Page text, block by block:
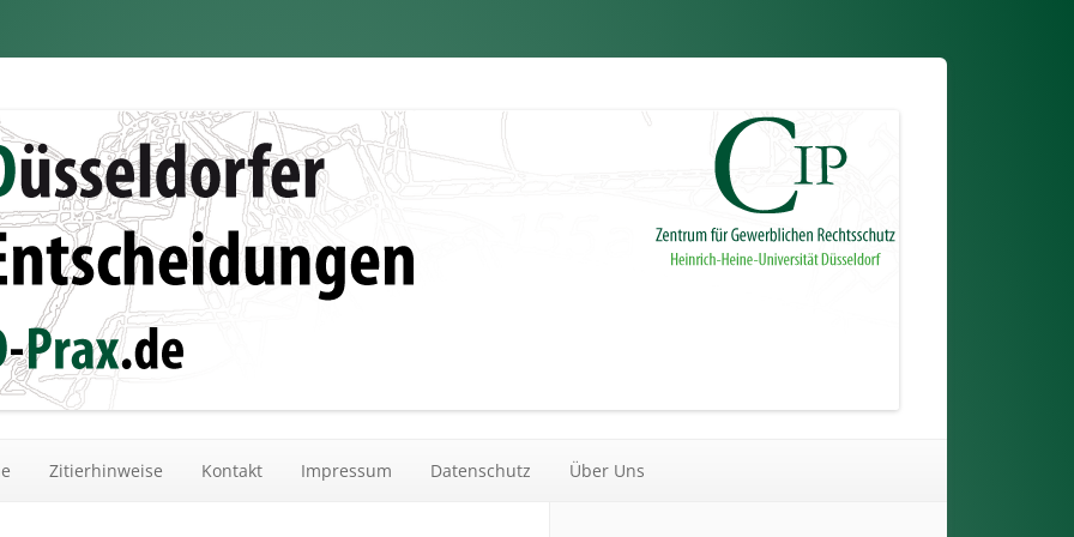
Zitierhinweise Kontakt Impressum Datenschutz Über Uns